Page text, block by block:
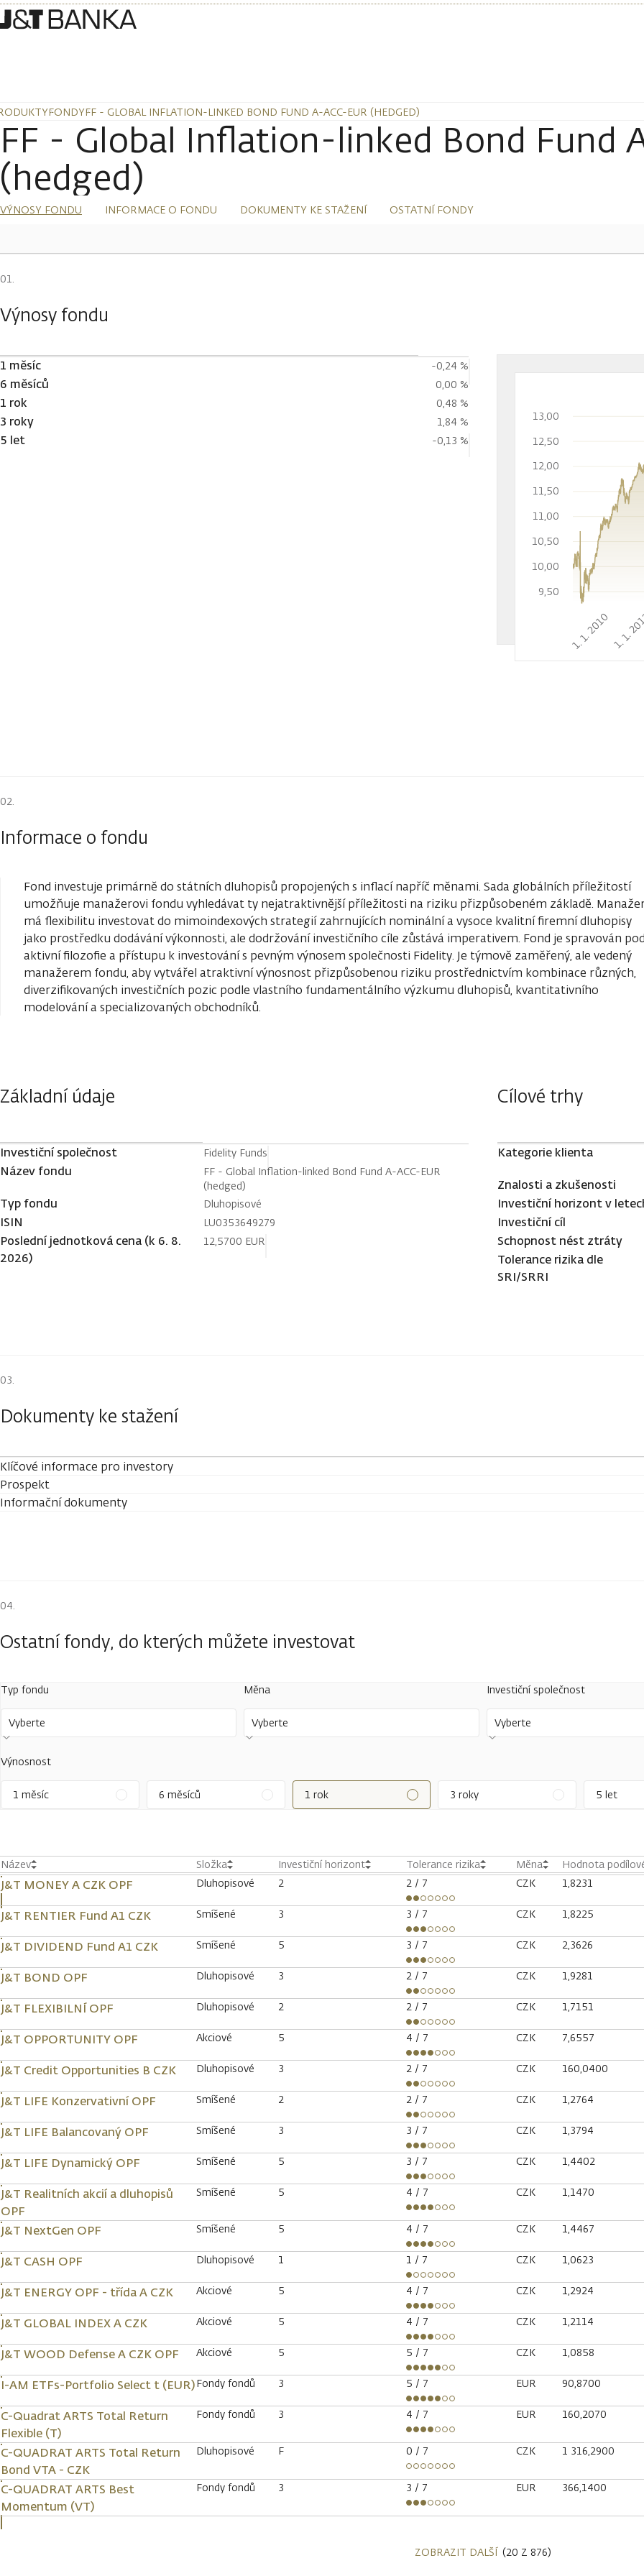
FONDYFF - GLOBAL INFLATION-LINKED BOND FUND A-ACC-EUR (HEDGED)
FF - Global Inflation-linked Bond Fund
(hedged)
VÝNOSY FONDU INFORMACE O FONDU DOKUMENTY KE STAŽENÍ OSTATNÍ FONDY
Výnosy fondu
1 měsíc -0,24 %
6 měsíců 0,00 %
1 rok 0,48 %
3 roky 1,84 %
5 let -0,13 %
1. 1. 20101. 1.
9,50
10,00
10,50
11,00
11,50
12,00
12,50
13,00
Informace o fondu
Fond investuje primárně do státních dluhopisů propojených s inflací napříč měnami. Sada globálních příležitostí
umožňuje manažerovi fondu vyhledávat ty nejatraktivnější příležitosti na riziku přizpůsobeném základě.
má flexibilitu investovat do mimoindexových strategií zahrnujících nominální a vysoce kvalitní firemní dluhopisy
jako prostředku dodávání výkonnosti, ale dodržování investičního cíle zůstává imperativem. Fond je spravován
aktivní filozofie a přístupu k investování s pevným výnosem společnosti Fidelity. Je týmově zaměřený, ale vedený
manažerem fondu, aby vytvářel atraktivní výnosnost přizpůsobenou riziku prostřednictvím kombinace různých,
diverzifikovaných investičních pozic podle vlastního fundamentálního výzkumu dluhopisů, kvantitativního
modelování a specializovaných obchodníků.
Základní údaje
Investiční společnost Fidelity Funds
Název fondu
FF - Global Inflation-linked Bond Fund A-ACC-EUR
(hedged)
Typ fondu Dluhopisové
ISIN LU0353649279
Poslední jednotková cena (k 6. 8.
2026)
12,5700 EUR
Cílové trhy
Kategorie klienta
Znalosti a zkušenosti
Investiční horizont v
Investiční cíl
Schopnost nést ztráty
Tolerance rizika dle
SRI/SRRI
Dokumenty ke stažení
Klíčové informace pro investory
Prospekt
Informační dokumenty
Ostatní fondy, do kterých můžete investovat
Typ fondu
Vyberte
Měna
Vyberte
Investiční společnost
Vyberte
Výnosnost
1 měsíc 6 měsíců 1 rok 3 roky 5 let
Název Složka Investiční horizont Tolerance rizika Měna Hodnota
J&T MONEY A CZK OPF Dluhopisové 2 2 / 7 CZK 1,8231
J&T RENTIER Fund A1 CZK Smíšené 3 3 / 7 CZK 1,8225
J&T DIVIDEND Fund A1 CZK Smíšené 5 3 / 7 CZK 2,3626
J&T BOND OPF Dluhopisové 3 2 / 7 CZK 1,9281
J&T FLEXIBILNÍ OPF Dluhopisové 2 2 / 7 CZK 1,7151
J&T OPPORTUNITY OPF Akciové 5 4 / 7 CZK 7,6557
J&T Credit Opportunities B CZK Dluhopisové 3 2 / 7 CZK 160,0400
J&T LIFE Konzervativní OPF Smíšené 2 2 / 7 CZK 1,2764
J&T LIFE Balancovaný OPF Smíšené 3 3 / 7 CZK 1,3794
J&T LIFE Dynamický OPF Smíšené 5 3 / 7 CZK 1,4402
J&T Realitních akcií a dluhopisů
OPF
Smíšené 5 4 / 7 CZK 1,1470
J&T NextGen OPF Smíšené 5 4 / 7 CZK 1,4467
J&T CASH OPF Dluhopisové 1 1 / 7 CZK 1,0623
J&T ENERGY OPF - třída A CZK Akciové 5 4 / 7 CZK 1,2924
J&T GLOBAL INDEX A CZK Akciové 5 4 / 7 CZK 1,2114
J&T WOOD Defense A CZK OPF Akciové 5 5 / 7 CZK 1,0858
I-AM ETFs-Portfolio Select t (EUR)Fondy fondů 3 5 / 7 EUR 90,8700
C-Quadrat ARTS Total Return
Flexible (T)
Fondy fondů 3 4 / 7 EUR 160,2070
C-QUADRAT ARTS Total Return
Bond VTA - CZK
Dluhopisové F 0 / 7 CZK 1 316,2900
C-QUADRAT ARTS Best
Momentum (VT)
Fondy fondů 3 3 / 7 EUR 366,1400
ZOBRAZIT DALŠÍ (20 Z 876)